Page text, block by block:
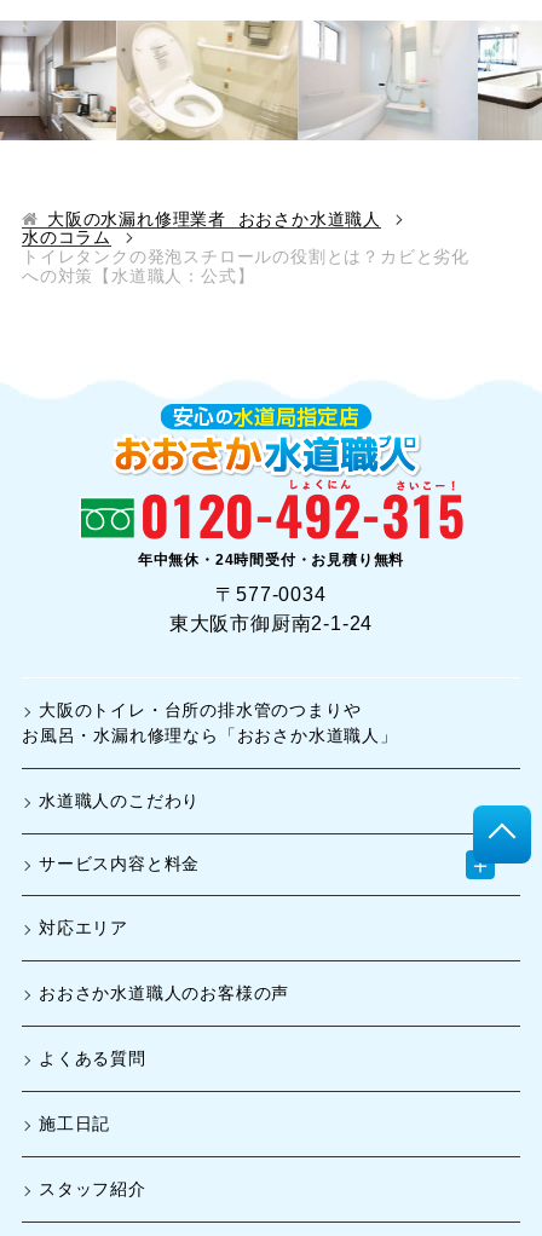
大阪の水漏れ修理業者 おおさか水道職人
水のコラム
トイレタンクの発泡スチロールの役割とは？カビと劣化
への対策【水道職人：公式】
年中無休・24時間受付・お見積り無料
〒577-0034
東大阪市御厨南2-1-24
大阪のトイレ・台所の排水管のつまりや
お風呂・水漏れ修理なら「おおさか水道職人」
水道職人のこだわり
サービス内容と料金 ＋
対応エリア
おおさか水道職人のお客様の声
よくある質問
施工日記
スタッフ紹介